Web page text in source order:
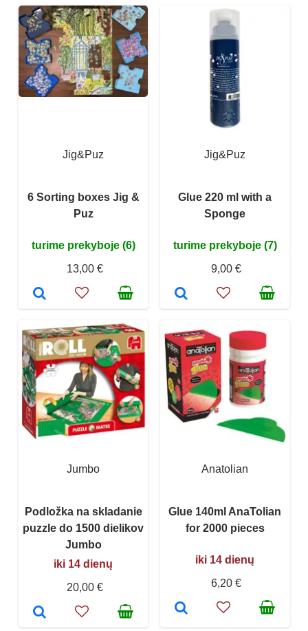
Jig&Puz
6 Sorting boxes Jig &
Puz
turime prekyboje (6)
13,00 €
Jig&Puz
Glue 220 ml with a
Sponge
turime prekyboje (7)
9,00 €
Jumbo
Podložka na skladanie
puzzle do 1500 dielikov
Jumbo
iki 14 dienų
20,00 €
Anatolian
Glue 140ml AnaTolian
for 2000 pieces
iki 14 dienų
6,20 €